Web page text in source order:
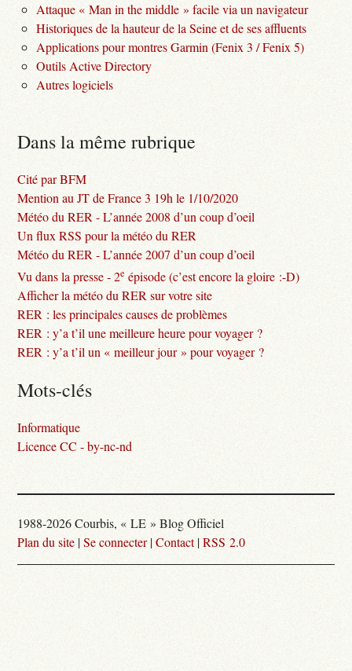
Attaque « Man in the middle » facile via un navigateur
Historiques de la hauteur de la Seine et de ses affluents
Applications pour montres Garmin (Fenix 3 / Fenix 5)
Outils Active Directory
Autres logiciels
Dans la même rubrique
Cité par BFM
Mention au JT de France 3 19h le 1/10/2020
Météo du RER - L’année 2008 d’un coup d’oeil
Un flux RSS pour la météo du RER
Météo du RER - L’année 2007 d’un coup d’oeil
Vu dans la presse - 2e épisode (c’est encore la gloire :-D)
Afficher la météo du RER sur votre site
RER : les principales causes de problèmes
RER : y’a t’il une meilleure heure pour voyager ?
RER : y’a t’il un « meilleur jour » pour voyager ?
Mots-clés
Informatique
Licence CC - by-nc-nd
1988-2026 Courbis, « LE » Blog Officiel
Plan du site |Se connecter|Contact|RSS 2.0